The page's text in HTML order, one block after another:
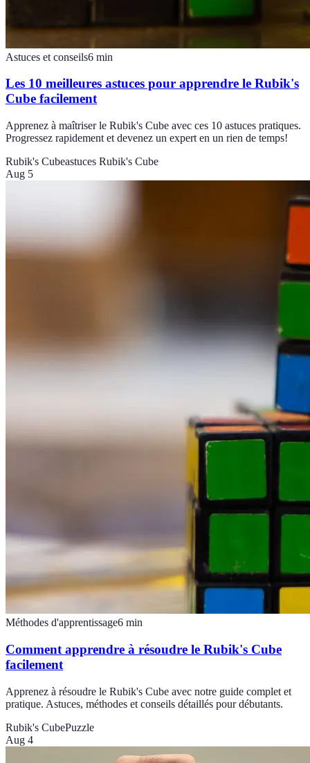
Astuces et conseils6 min
Les 10 meilleures astuces pour apprendre le Rubik's
Cube facilement
Apprenez à maîtriser le Rubik's Cube avec ces 10 astuces pratiques.
Progressez rapidement et devenez un expert en un rien de temps!
Rubik's Cubeastuces Rubik's Cube
Aug 5
Méthodes d'apprentissage6 min
Comment apprendre à résoudre le Rubik's Cube
facilement
Apprenez à résoudre le Rubik's Cube avec notre guide complet et
pratique. Astuces, méthodes et conseils détaillés pour débutants.
Rubik's CubePuzzle
Aug 4